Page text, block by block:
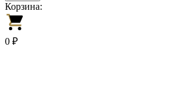
Корзина:
0 ₽